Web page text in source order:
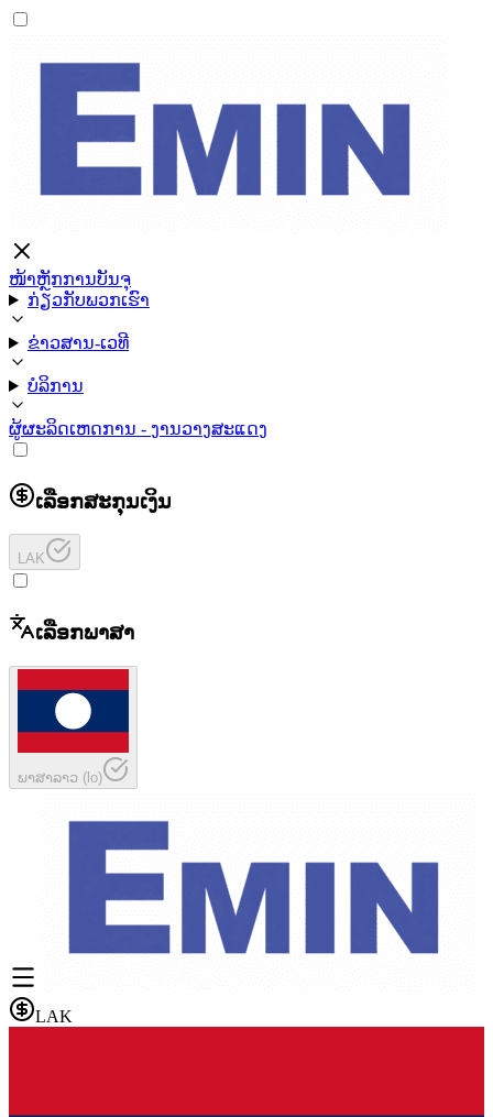
ໜ້າຫຼັກການບັນຈຸ
ກ່ຽວກັບພວກເຮົາ
ຂ່າວສານ-ເວທີ
ບໍລິການ
ຜູ້ຜະລິດເຫດການ - ງານວາງສະແດງ
ເລືອກສະກຸນເງິນ
LAK
ເລືອກພາສາ
ພາສາລາວ (lo)
LAK